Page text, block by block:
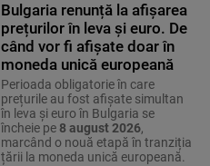
Bulgaria renunță la afișarea
prețurilor în leva și euro. De
când vor fi afișate doar în
moneda unică europeană
Perioada obligatorie în care
prețurile au fost afișate simultan
în leva și euro în Bulgaria se
încheie pe 8 august 2026,
marcând o nouă etapă în tranziția
țării la moneda unică europeană.